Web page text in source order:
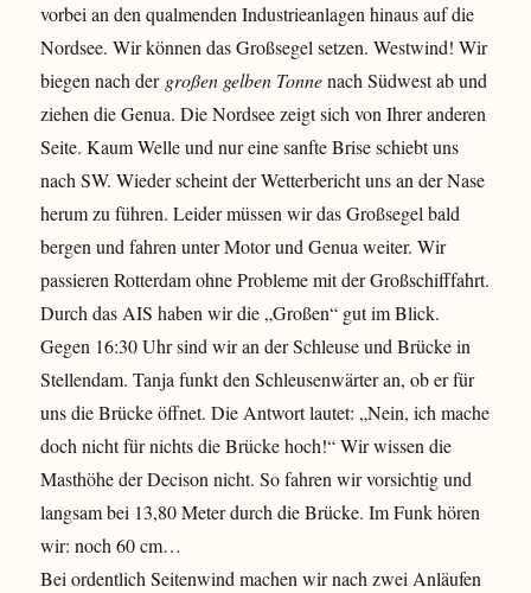
vorbei an den qualmenden Industrieanlagen hinaus auf die
Nordsee. Wir können das Großsegel setzen. Westwind! Wir
biegen nach der großen gelben Tonnenach Südwest ab und
ziehen die Genua. Die Nordsee zeigt sich von Ihrer anderen
Seite. Kaum Welle und nur eine sanfte Brise schiebt uns
nach SW. Wieder scheint der Wetterbericht uns an der Nase
herum zu führen. Leider müssen wir das Großsegel bald
bergen und fahren unter Motor und Genua weiter. Wir
passieren Rotterdam ohne Probleme mit der Großschifffahrt.
Durch das AIS haben wir die „Großen“ gut im Blick.
Gegen 16:30 Uhr sind wir an der Schleuse und Brücke in
Stellendam. Tanja funkt den Schleusenwärter an, ob er für
uns die Brücke öffnet. Die Antwort lautet: „Nein, ich mache
doch nicht für nichts die Brücke hoch!“ Wir wissen die
Masthöhe der Decison nicht. So fahren wir vorsichtig und
langsam bei 13,80 Meter durch die Brücke. Im Funk hören
wir: noch 60 cm…
Bei ordentlich Seitenwind machen wir nach zwei Anläufen